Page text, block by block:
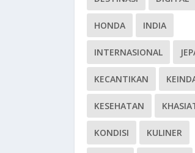
HONDA INDIA
INTERNASIONAL
KECANTIKAN
KESEHATAN
KONDISI KULINER